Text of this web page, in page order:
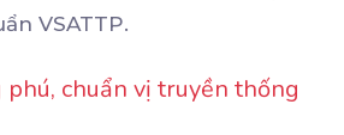
VSATTP.
chuẩn vị truyền thống